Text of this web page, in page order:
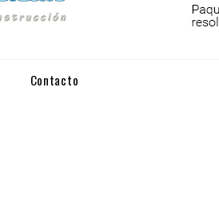
Contacto